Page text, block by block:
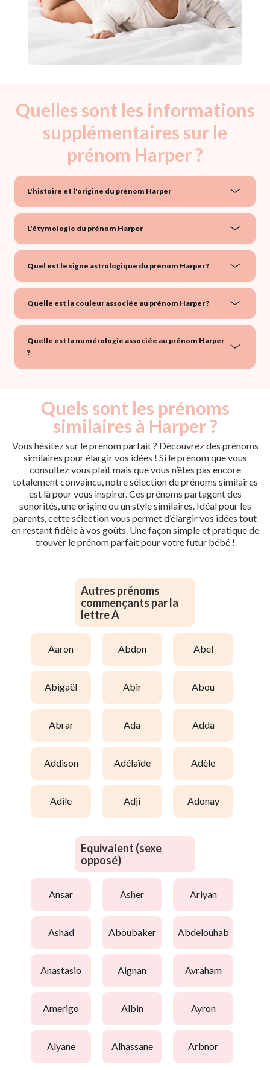
Quelles sont les informations
supplémentaires sur le
prénom Harper ?
L'histoire et l'origine du prénom Harper
L'étymologie du prénom Harper
Quel est le signe astrologique du prénom Harper ?
Quelle est la couleur associée au prénom Harper ?
Quelle est la numérologie associée au prénom Harper
?
Quels sont les prénoms
similaires à Harper ?
Vous hésitez sur le prénom parfait ? Découvrez des prénoms
similaires pour élargir vos idées ! Si le prénom que vous
consultez vous plaît mais que vous n’êtes pas encore
totalement convaincu, notre sélection de prénoms similaires
est là pour vous inspirer. Ces prénoms partagent des
sonorités, une origine ou un style similaires. Idéal pour les
parents, cette sélection vous permet d’élargir vos idées tout
en restant fidèle à vos goûts. Une façon simple et pratique de
trouver le prénom parfait pour votre futur bébé !
Autres prénoms
commençants par la
lettre A
aaron abdon abel
abigaël abir abou
abrar ada adda
addison adélaïde adèle
adile adji adonay
Equivalent (sexe
opposé)
ansar asher ariyan
ashad aboubaker abdelouhab
anastasio aignan avraham
amerigo albin ayron
alyane alhassane arbnor